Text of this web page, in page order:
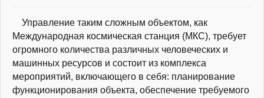
Управление таким сложным объектом, как
Международная космическая станция (МКС), требует
огромного количества различных человеческих и
машинных ресурсов и состоит из комплекса
мероприятий, включающего в себя: планирование
функционирования объекта, обеспечение требуемого